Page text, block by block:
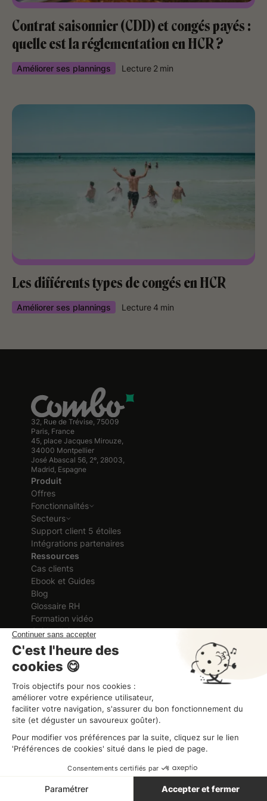
Contrat saisonnier (CDD) et congés payés :
quelle est la réglementation en HCR ?
Améliorer ses plannings Lecture 2 min
Les différents types de congés en HCR
Améliorer ses plannings Lecture 4 min
32, Rue de Trévise, 75009
Paris, France
45, place Jacques Mirouze,
34000 Montpellier
José Abascal 56, 2º, 28003,
Madrid, Espagne
Produit
Offres
Fonctionnalités
Secteurs
Support client 5 étoiles
Intégrations partenaires
Ressources
Cas clients
Ebook et Guides
Blog
Glossaire RH
Formation vidéo
Guide d'aide
Entreprise
A propos
Recrutement
Demande de démo
actions de formation